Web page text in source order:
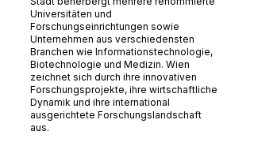
Universitäten und
Forschungseinrichtungen sowie
Unternehmen aus verschiedensten
Branchen wie Informationstechnologie,
Biotechnologie und Medizin. Wien
zeichnet sich durch ihre innovativen
Forschungsprojekte, ihre wirtschaftliche
Dynamik und ihre international
ausgerichtete Forschungslandschaft
aus.